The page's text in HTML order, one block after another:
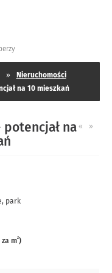
»
Nieruchomości
na 10 mieszkań
« »
na
park
za m2)